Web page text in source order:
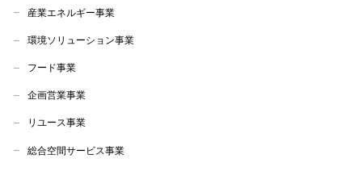
産業エネルギー事業
環境ソリューション事業
フード事業
企画営業事業
リユース事業
総合空間サービス事業